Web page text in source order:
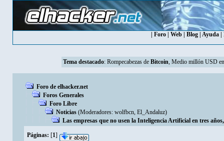
Foro| Web| Blog| Ayuda|
Tema destacado: Rompecabezas de Bitcoin, Medio millón USD
Foro de elhacker.net
Foros Generales
Foro Libre
Noticias (Moderadores: wolfbcn, El_Andaluz)
Las empresas que no usen la Inteligencia Artificial en tres
Páginas: [1]